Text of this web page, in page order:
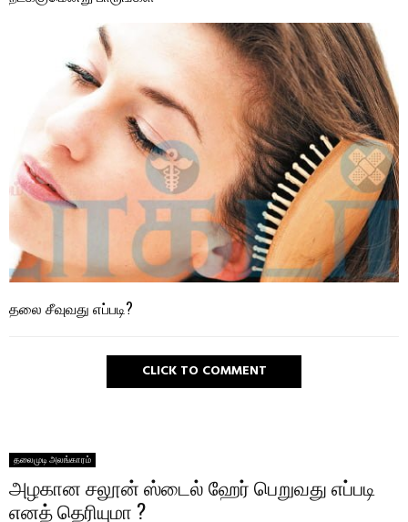
தலை சீவுவது எப்படி?
CLICK TO COMMENT
தலைமுடி அலங்காரம்
அழகான சலூன் ஸ்டைல் ஹேர் பெறுவது எப்படி
எனத் தெரியுமா ?